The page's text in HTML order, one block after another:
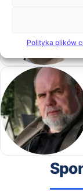
Polityka plików